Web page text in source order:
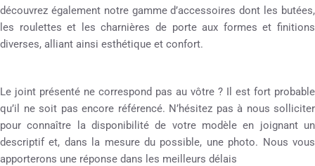
découvrez également notre gamme d’accessoires dont les butées,
les roulettes et les charnières de porte aux formes et finitions
diverses, alliant ainsi esthétique et confort.
Le joint présenté ne correspond pas au vôtre ? Il est fort probable
qu’il ne soit pas encore référencé. N’hésitez pas à nous solliciter
pour connaître la disponibilité de votre modèle en joignant un
descriptif et, dans la mesure du possible, une photo. Nous vous
apporterons une réponse dans les meilleurs délais